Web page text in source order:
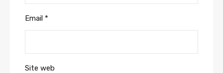
Email *
Site web